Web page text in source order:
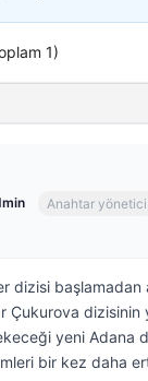
1)
Anahtar yönetici
dizisi başlamadan
dizisinin
yeni Adana
bir kez daha